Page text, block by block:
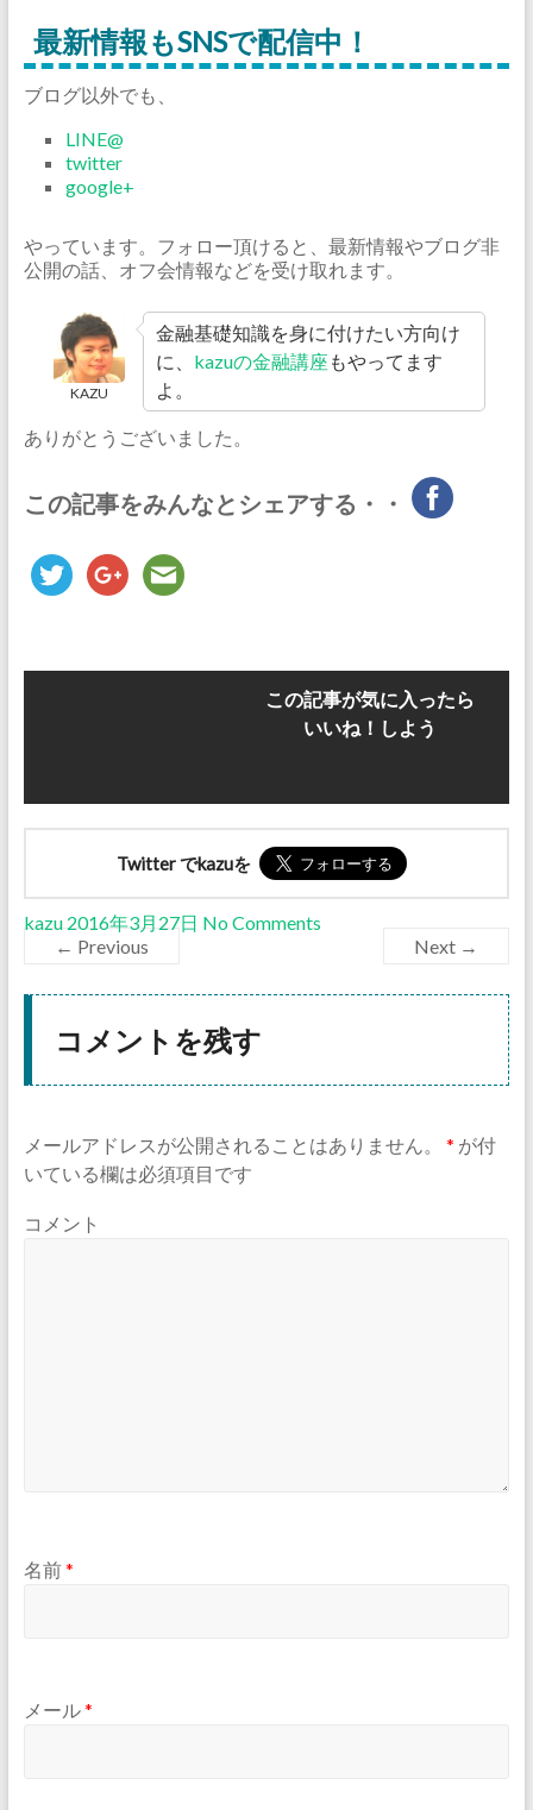
最新情報もSNSで配信中！
ブログ以外でも、
LINE@
twitter
google+
やっています。フォロー頂けると、最新情報やブログ非
公開の話、オフ会情報などを受け取れます。
KAZU
金融基礎知識を身に付けたい方向け
に、 kazuの金融講座 もやってます
よ。
ありがとうございました。
この記事をみんなとシェアする・・
この記事が気に入ったら
いいね！しよう
Twitter でkazuを
kazu 2016年3月27日 No Comments
← Previous
Next →
コメントを残す
メールアドレスが公開されることはありません。 * が付
いている欄は必須項目です
コメント
名前*
メール*